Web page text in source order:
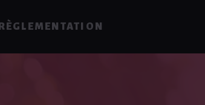
RÈGLEMENTATION